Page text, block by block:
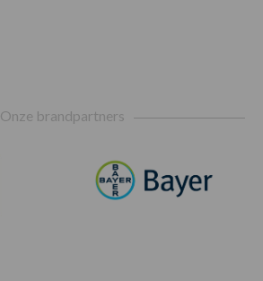
Onze brandpartners